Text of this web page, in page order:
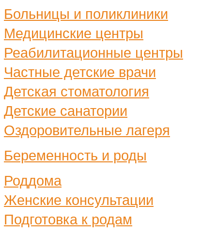
Больницы и поликлиники
Медицинские центры
Реабилитационные центры
Частные детские врачи
Детская стоматология
Детские санатории
Оздоровительные лагеря
Беременность и роды
Роддома
Женские консультации
Подготовка к родам